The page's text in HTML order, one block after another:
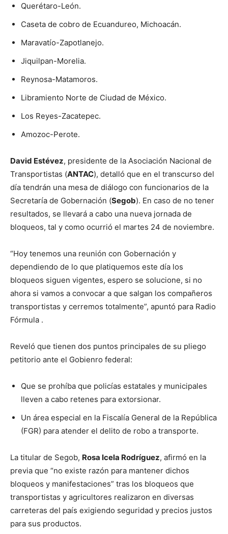
Querétaro-León.
Caseta de cobro de Ecuandureo, Michoacán.
Maravatío-Zapotlanejo.
Jiquilpan-Morelia.
Reynosa-Matamoros.
Libramiento Norte de Ciudad de México.
Los Reyes-Zacatepec.
Amozoc-Perote.
David Estévez, presidente de la Asociación Nacional de
Transportistas (ANTAC), detalló que en el transcurso del
día tendrán una mesa de diálogo con funcionarios de la
Secretaría de Gobernación (Segob). En caso de no tener
resultados, se llevará a cabo una nueva jornada de
bloqueos, tal y como ocurrió el martes 24 de noviembre.
“Hoy tenemos una reunión con Gobernación y
dependiendo de lo que platiquemos este día los
bloqueos siguen vigentes, espero se solucione, si no
ahora si vamos a convocar a que salgan los compañeros
transportistas y cerremos totalmente”, apuntó para Radio
Fórmula .
Reveló que tienen dos puntos principales de su pliego
petitorio ante el Gobienro federal:
Que se prohíba que policías estatales y municipales
lleven a cabo retenes para extorsionar.
Un área especial en la Fiscalía General de la República
(FGR) para atender el delito de robo a transporte.
La titular de Segob, Rosa Icela Rodríguez, afirmó en la
previa que “no existe razón para mantener dichos
bloqueos y manifestaciones” tras los bloqueos que
transportistas y agricultores realizaron en diversas
carreteras del país exigiendo seguridad y precios justos
para sus productos.